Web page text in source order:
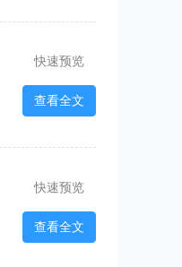
快速预览
查看全文
快速预览
查看全文